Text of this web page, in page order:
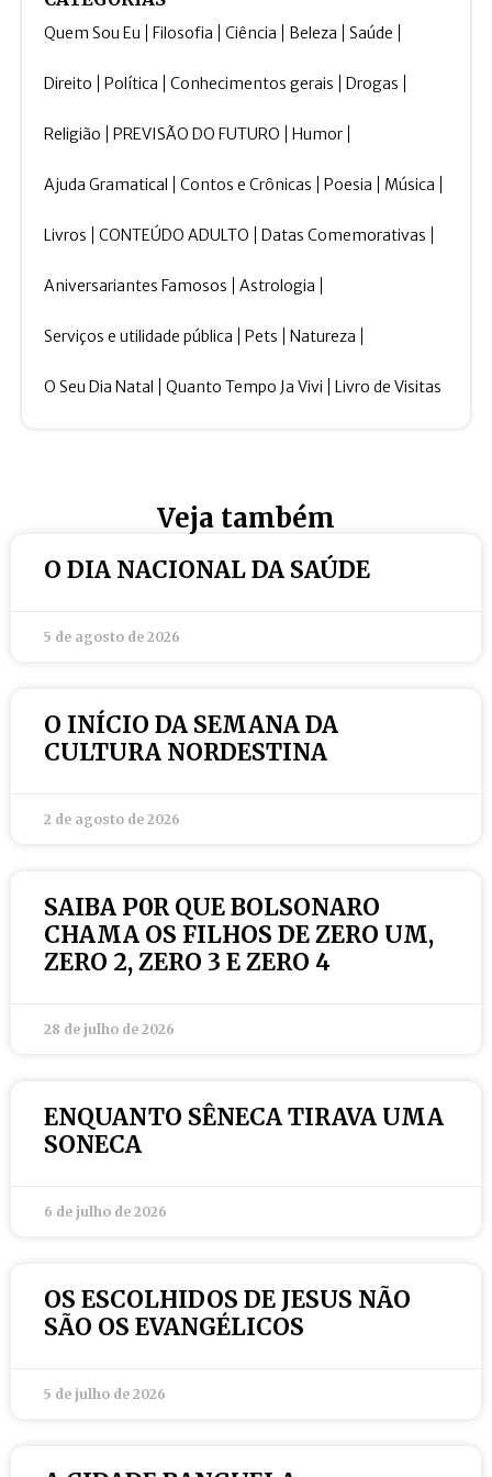
Quem Sou Eu Filosofia Ciência Beleza Saúde
Direito Política Conhecimentos gerais Drogas
Religião PREVISÃO DO FUTURO Humor
Ajuda Gramatical Contos e Crônicas Poesia Música
Livros CONTEÚDO ADULTO Datas Comemorativas
Aniversariantes Famosos Astrologia
Serviços e utilidade pública Pets Natureza
O Seu Dia Natal Quanto Tempo Ja Vivi Livro de Visitas
Veja também
O DIA NACIONAL DA SAÚDE
5 de agosto de 2026
O INÍCIO DA SEMANA DA
CULTURA NORDESTINA
2 de agosto de 2026
SAIBA P0R QUE BOLSONARO
CHAMA OS FILHOS DE ZERO UM,
ZERO 2, ZERO 3 E ZERO 4
28 de julho de 2026
ENQUANTO SÊNECA TIRAVA UMA
SONECA
6 de julho de 2026
OS ESCOLHIDOS DE JESUS NÃO
SÃO OS EVANGÉLICOS
5 de julho de 2026